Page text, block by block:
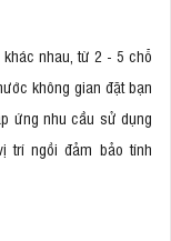
nhau, từ 2 - 5 chỗ
không gian đặt bạn
ứng nhu cầu sử dụng
trí ngồi đảm bảo tính